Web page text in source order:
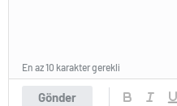
Gönder
En az 10 karakter gerekli